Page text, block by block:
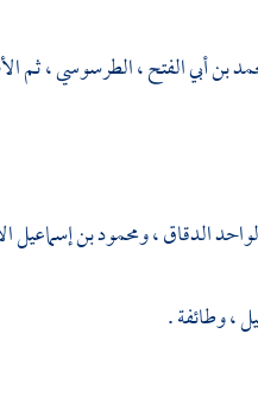
بن أبي الفتح ، الطرسوسي ، ثم
الدقاق،ومحمود بن إسماعيل
، وطائفة .